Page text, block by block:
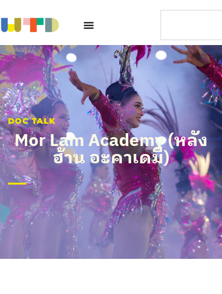
DOC TALK
Mor Lam Academy (หลัง
ฮ้าน อะคาเดมี)